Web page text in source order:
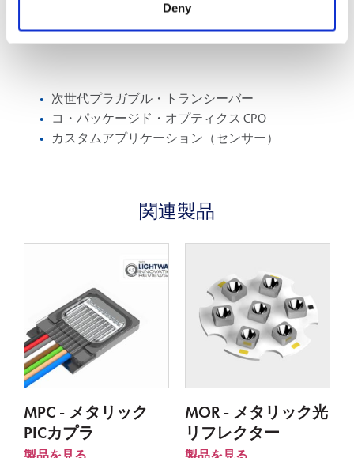
Deny
次世代プラガブル・トランシーバー
コ・パッケージド・オプティクス CPO
カスタムアプリケーション（センサー）
関連製品
MPC - メタリック
PICカプラ
MOR - メタリック光
リフレクター